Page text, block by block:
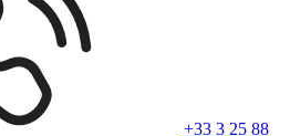
+33 3 25 88